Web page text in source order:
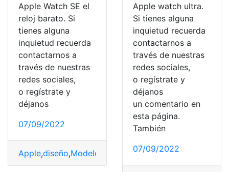
Apple Watch SE el
reloj barato. Si
tienes alguna
inquietud recuerda
contactarnos a
través de nuestras
redes sociales,
o regístrate y
déjanos
07/09/2022
Apple,diseño,Modelo Tecnología
Apple watch ultra.
Si tienes alguna
inquietud recuerda
contactarnos a
través de nuestras
redes sociales,
o regístrate y
déjanos
un comentario en
esta página.
También
07/09/2022